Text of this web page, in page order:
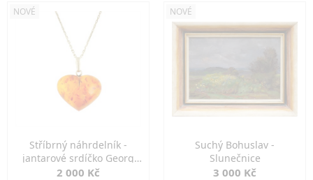
NOVÉ
Stříbrný náhrdelník -
jantarové srdíčko Georg
Kramer
2 000 Kč
NOVÉ
Suchý Bohuslav -
Slunečnice
3 000 Kč